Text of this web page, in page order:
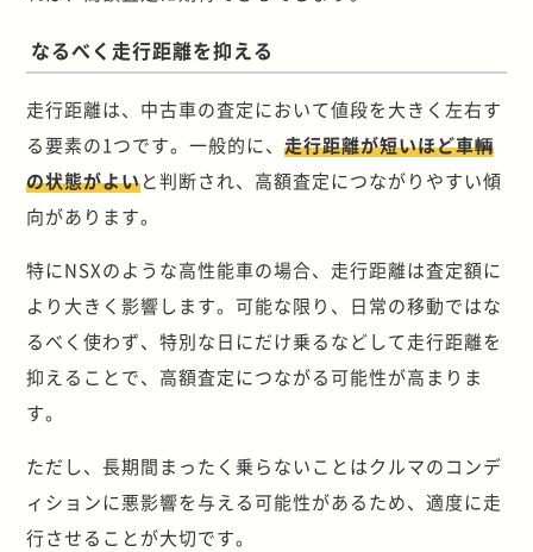
なるべく走行距離を抑える
走行距離は、中古車の査定において値段を大きく左右す
る要素の1つです。一般的に、走行距離が短いほど車輌
の状態がよいと判断され、高額査定につながりやすい傾
向があります。
特にNSXのような高性能車の場合、走行距離は査定額に
より大きく影響します。可能な限り、日常の移動ではな
るべく使わず、特別な日にだけ乗るなどして走行距離を
抑えることで、高額査定につながる可能性が高まりま
す。
ただし、長期間まったく乗らないことはクルマのコンデ
ィションに悪影響を与える可能性があるため、適度に走
行させることが大切です。